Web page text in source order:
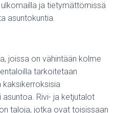
ja tietymättömissä
asuntokuntia.
joissa on vähintään kolme
tarkoitetaan
Rivi- ja ketjutalot
taloja, jotka ovat toisissaan